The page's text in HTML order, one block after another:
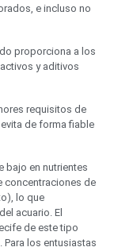
e incluso no
proporciona a los
y aditivos
requisitos de
de forma fiable
bajo en nutrientes
concentraciones de
lo que
acuario. El
de este tipo
los entusiastas